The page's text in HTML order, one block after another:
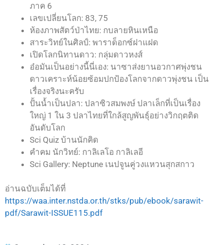
ภาค 6
เลขเปลี่ยนโลก: 83, 75
ห้องภาพสัตว์ป่าไทย: กบลายหินเหนือ
สาระวิทย์ในศิลป์: พาราด็อกซ์ฝาแฝด
เปิดโลกนิทานดาว: กลุ่มดาวหงส์
อ๋อมันเป็นอย่างนี้นี่เอง: นาซาส่งยานอวกาศพุ่งชน
ดาวเคราะห์น้อยซ้อมปกป้องโลกจากดาวพุ่งชน เป็น
เรื่องจริงนะครับ
ปั้นน้ำเป็นปลา: ปลาซิวสมพงษ์ ปลาเล็กที่เป็นเรื่อง
ใหญ่ 1 ใน 3 ปลาไทยที่ใกล้สูญพันธุ์อย่างวิกฤตติด
อันดับโลก
Sci Quiz บ้านนักคิด
คำคม นักวิทย์: กาลิเลโอ กาลิเลอี
Sci Gallery: Neptune เนปจูนคู่วงแหวนสุกสกาว
อ่านฉบับเต็มได้ที่
https://waa.inter.nstda.or.th/stks/pub/ebook/sarawit-
pdf/Sarawit-ISSUE115.pdf